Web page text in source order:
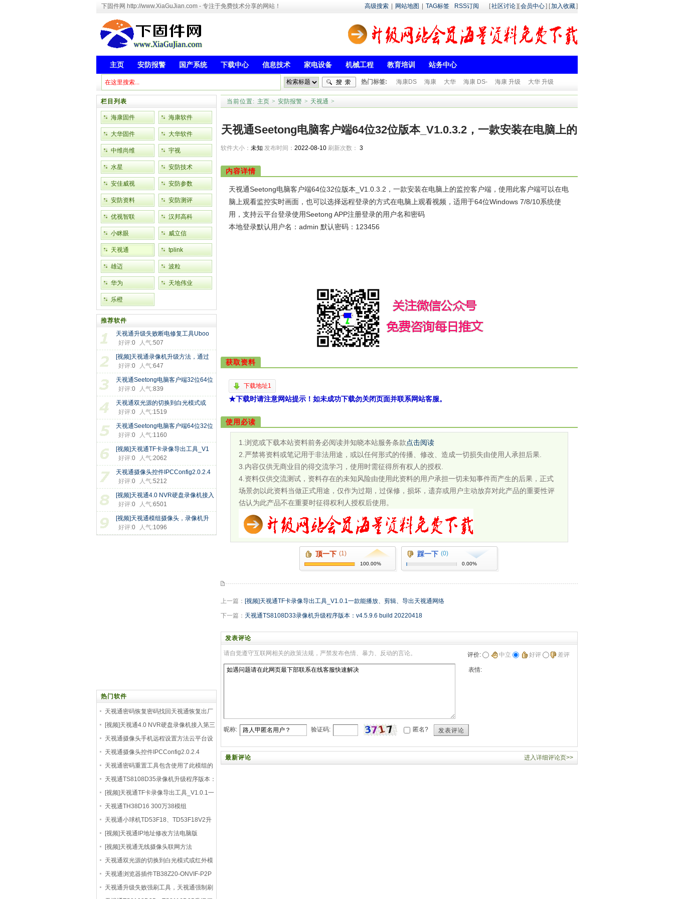
下固件网 http://www.XiaGuJian.com - 专注于免费技术分享的网站！ 高级搜索 网站地图 TAG标签 RSS订阅 [社区讨论][会员中心] [加入收藏]
主页 安防报警 国产系统 下载中心 信息技术 家电设备 机械工程 教育培训 站务中心
热门标签: 海康DS 海康 大华 海康 DS- 海康 升级 大华 升级
当前位置: 主页 > 安防报警 > 天视通 >
天视通Seetong电脑客户端64位32位版本_V1.0.3.2，一款安装在电脑上的
软件大小： 未知 发布时间： 2022-08-10 刷新次数： 3
内容详情
天视通Seetong电脑客户端64位32位版本_V1.0.3.2，一款安装在电脑上的监控客户端，使用此客户端可以在电
脑上观看监控实时画面，也可以选择远程登录的方式在电脑上观看视频，适用于64位Windows 7/8/10系统使
用，支持云平台登录使用Seetong APP注册登录的用户名和密码
本地登录默认用户名：admin 默认密码：123456
获取资料
下载地址1
★下载时请注意网站提示！如未成功下载勿关闭页面并联系网站客服。
使用必读
1.浏览或下载本站资料前务必阅读并知晓本站服务条款点击阅读
2.严禁将资料或笔记用于非法用途，或以任何形式的传播、修改、造成一切损失由使用人承担后果.
3.内容仅供无商业目的得交流学习，使用时需征得所有权人的授权.
4.资料仅供交流测试，资料存在的未知风险由使用此资料的用户承担一切未知事件而产生的后果，正式
场景勿以此资料当做正式用途，仅作为过期，过保修，损坏，遗弃或用户主动放弃对此产品的重要性评
估认为此产品不在重要时征得权利人授权后使用。
顶一下 (1)
100.00%
踩一下 (0)
0.00%
上一篇： [视频]天视通TF卡录像导出工具_V1.0.1一款能播放、剪辑、导出天视通网络
下一篇： 天视通TS8108D33录像机升级程序版本：v4.5.9.6 build 20220418
发表评论
请自觉遵守互联网相关的政策法规，严禁发布色情、暴力、反动的言论。 评价: 中立 好评 差评
表情:
昵称: 验证码: 匿名? 发表评论
最新评论 进入详细评论页>>
栏目列表
海康固件 海康软件
大华固件 大华软件
中维尚维 宇视
水星 安防技术
安佳威视 安防参数
安防资料 安防测评
优视智联 汉邦高科
小眯眼 威立信
天视通 tplink
雄迈 波粒
华为 天地伟业
乐橙
推荐软件
天视通升级失败断电修复工具Uboo
好评:0 人气:507
[视频]天视通录像机升级方法，通过
好评:0 人气:647
天视通Seetong电脑客户端32位64位
版本
好评:0 人气:839
天视通双光源的切换到白光模式或
好评:0 人气:1519
天视通Seetong电脑客户端64位32位
版本
好评:0 人气:1160
[视频]天视通TF卡录像导出工具_V1
好评:0 人气:2062
天视通摄像头控件IPCConfig2.0.2.4
好评:0 人气:5212
[视频]天视通4.0 NVR硬盘录像机接入
好评:0 人气:6501
[视频]天视通模组摄像头，录像机升
好评:0 人气:1096
热门软件
天视通密码恢复密码找回天视通恢复出厂
天视通
[视频]天视通4.0 NVR硬盘录像机接入第三
方摄像头
天视通摄像头手机远程设置方法云平台设
置
天视通摄像头控件IPCConfig2.0.2.4
天视通密码重置工具包含使用了此模组的
所有摄
天视通TS8108D35录像机升级程序版本：
v4.5.9.6 bui
[视频]天视通TF卡录像导出工具_V1.0.1一
款能播放
天视通TH38D16 300万38模组
TH38D16TH38D16 接线手册_V
天视通小球机TD53F18、TD53F18V2升
级程序解决不支持
[视频]天视通IP地址修改方法电脑版
[视频]天视通无线摄像头联网方法
天视通双光源的切换到白光模式或红外模
式
天视通浏览器插件TB38Z20-ONVIF-P2P
V1.0.0.12 build 20
天视通升级失败强刷工具，天视通强制刷